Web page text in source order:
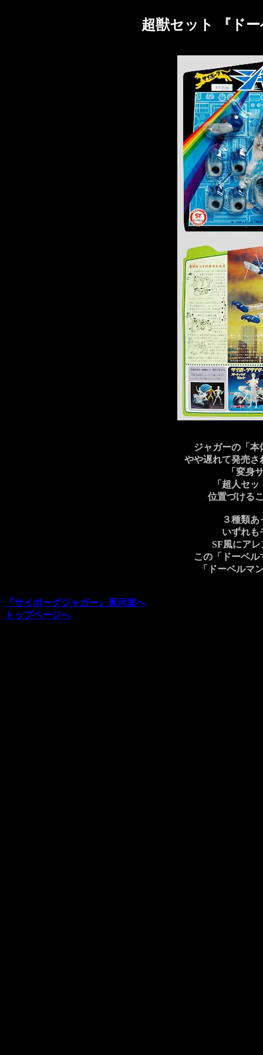
超獣セット 『ド
ジャガーの「本
やや遅れて発売さ
「変身
「超人セ
位置づける
３種類
いずれも
SF風にア
この「ドーベ
「ドーベルマ
『サイボーグジャガー』展示室へ
トップページへ